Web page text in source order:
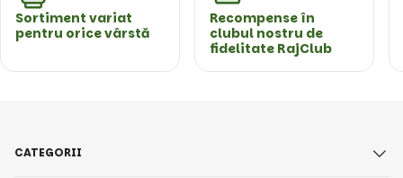
Sortiment variat
pentru orice vârstă
Recompense în
clubul nostru de
fidelitate RajClub
CATEGORII